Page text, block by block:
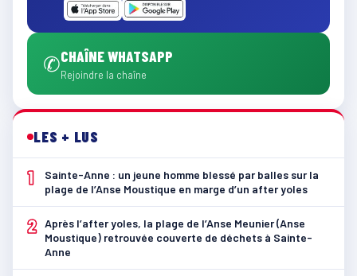
✆CHAÎNE WHATSAPP
Rejoindre la chaîne
LES + LUS
1
Sainte-Anne : un jeune homme blessé par balles sur la
plage de l’Anse Moustique en marge d’un after yoles
2 Après l’after yoles, la plage de l’Anse Meunier (Anse
Moustique) retrouvée couverte de déchets à Sainte-
Anne